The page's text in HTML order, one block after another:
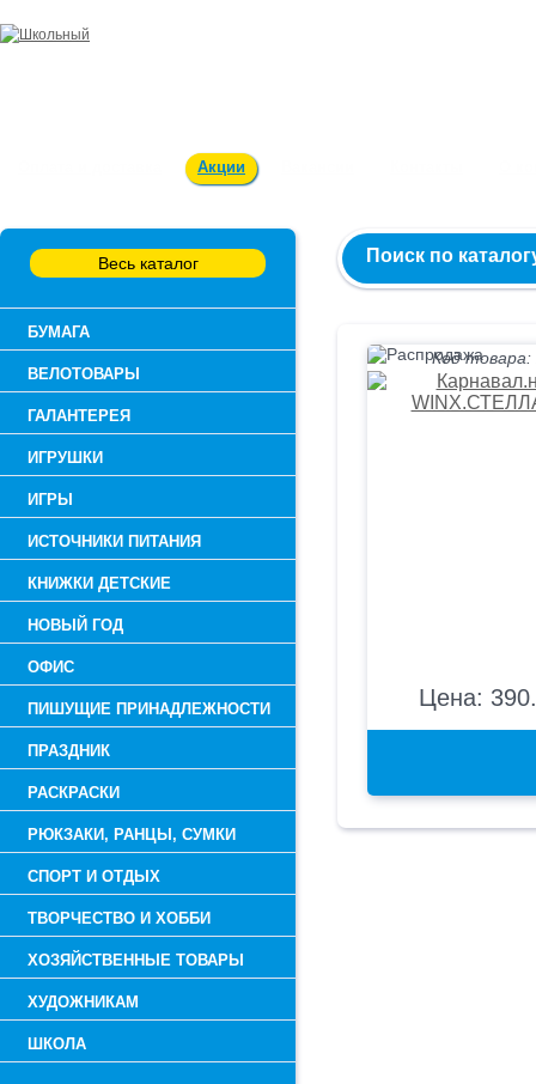
Акции
Весь каталог
БУМАГА
ВЕЛОТОВАРЫ
ГАЛАНТЕРЕЯ
ИГРУШКИ
ИГРЫ
ИСТОЧНИКИ ПИТАНИЯ
КНИЖКИ ДЕТСКИЕ
НОВЫЙ ГОД
ОФИС
ПИШУЩИЕ ПРИНАДЛЕЖНОСТИ
ПРАЗДНИК
РАСКРАСКИ
РЮКЗАКИ, РАНЦЫ, СУМКИ
СПОРТ И ОТДЫХ
ТВОРЧЕСТВО И ХОББИ
ХОЗЯЙСТВЕННЫЕ ТОВАРЫ
ХУДОЖНИКАМ
ШКОЛА
Поиск по
Код товара:
Цена: